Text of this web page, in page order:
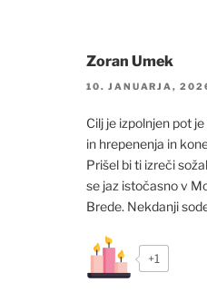
Zoran Umek
10. JANUARJA,
Cilj je izpolnjen pot
in hrepenenja in
Prišel bi ti izreči
se jaz istočasno v
Brede. Nekdanji
+1